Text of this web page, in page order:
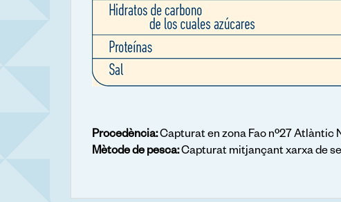
Procedència:Capturat en zona Fao nº27 Atlàntic
Mètode de pesca:Capturat mitjançant xarxa de